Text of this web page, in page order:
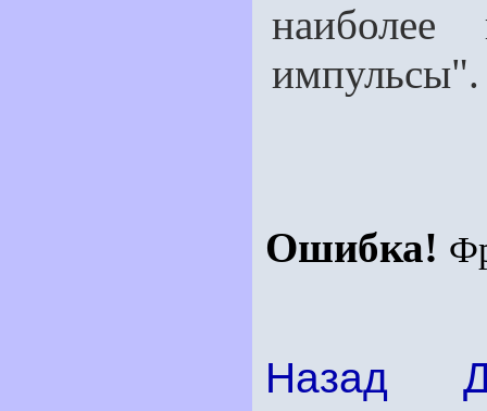
импульсы".
Ошибка!
Назад